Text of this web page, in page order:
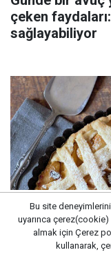
çeken
sağlayabiliyor
Bu site
uyarınca çerez(cookie)
almak için Çerez
kullanarak,